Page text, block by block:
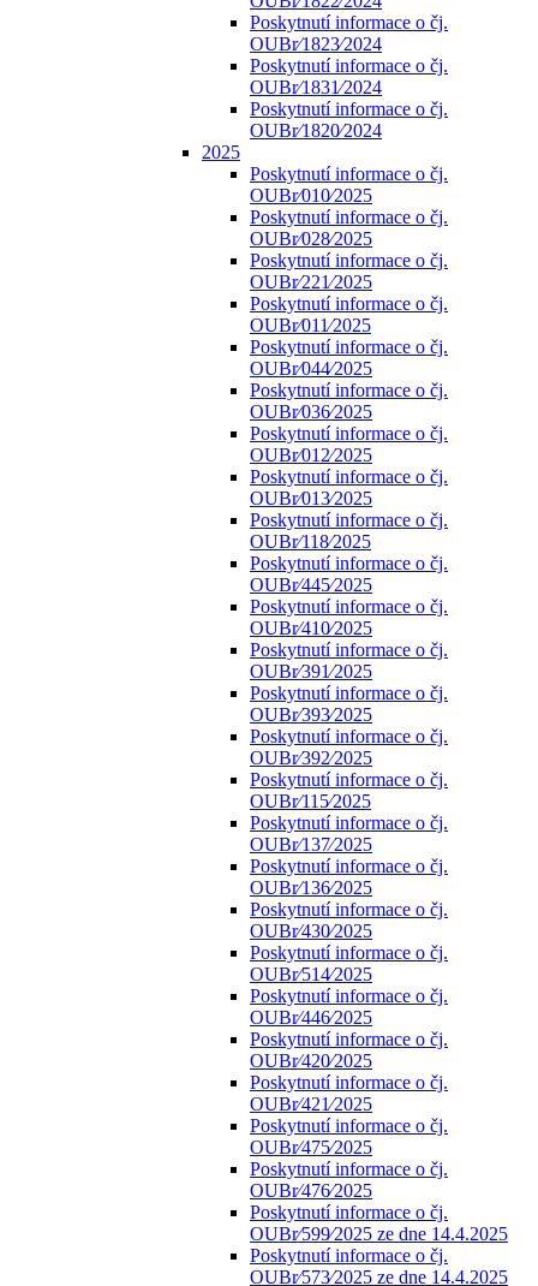
Poskytnutí informace o čj.
OUBr⁄1823⁄2024
Poskytnutí informace o čj.
OUBr⁄1831⁄2024
Poskytnutí informace o čj.
OUBr⁄1820⁄2024
2025
Poskytnutí informace o čj.
OUBr⁄010⁄2025
Poskytnutí informace o čj.
OUBr⁄028⁄2025
Poskytnutí informace o čj.
OUBr⁄221⁄2025
Poskytnutí informace o čj.
OUBr⁄011⁄2025
Poskytnutí informace o čj.
OUBr⁄044⁄2025
Poskytnutí informace o čj.
OUBr⁄036⁄2025
Poskytnutí informace o čj.
OUBr⁄012⁄2025
Poskytnutí informace o čj.
OUBr⁄013⁄2025
Poskytnutí informace o čj.
OUBr⁄118⁄2025
Poskytnutí informace o čj.
OUBr⁄445⁄2025
Poskytnutí informace o čj.
OUBr⁄410⁄2025
Poskytnutí informace o čj.
OUBr⁄391⁄2025
Poskytnutí informace o čj.
OUBr⁄393⁄2025
Poskytnutí informace o čj.
OUBr⁄392⁄2025
Poskytnutí informace o čj.
OUBr⁄115⁄2025
Poskytnutí informace o čj.
OUBr⁄137⁄2025
Poskytnutí informace o čj.
OUBr⁄136⁄2025
Poskytnutí informace o čj.
OUBr⁄430⁄2025
Poskytnutí informace o čj.
OUBr⁄514⁄2025
Poskytnutí informace o čj.
OUBr⁄446⁄2025
Poskytnutí informace o čj.
OUBr⁄420⁄2025
Poskytnutí informace o čj.
OUBr⁄421⁄2025
Poskytnutí informace o čj.
OUBr⁄475⁄2025
Poskytnutí informace o čj.
OUBr⁄476⁄2025
Poskytnutí informace o čj.
OUBr⁄599⁄2025 ze dne 14.4.2025
Poskytnutí informace o čj.
OUBr⁄573⁄2025 ze dne 14.4.2025